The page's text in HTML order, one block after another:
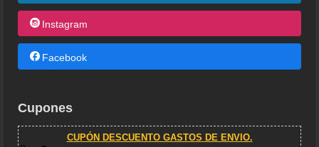
Instagram
Facebook
Cupones
CUPÓN DESCUENTO GASTOS DE ENVIO.